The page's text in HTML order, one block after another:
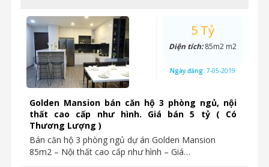
Golden Mansion bán căn hộ 3 phòng ngủ, nội
thất cao cấp như hình. Giá bán 5 tỷ ( Có
Thương Lượng )
Bán căn hộ 3 phòng ngủ dự án Golden Mansion
85m2 – Nội thất cao cấp như hình – Giá…
5 Tỷ
Diện tích:85m2 m2
Ngày đăng: 7-05-2019